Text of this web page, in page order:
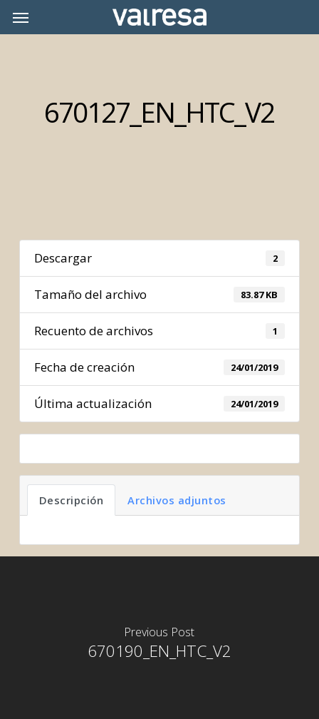
Menu
670127_EN_HTC_V2
Descargar 2
Tamaño del archivo 83.87 KB
Recuento de archivos 1
Fecha de creación 24/01/2019
Última actualización 24/01/2019
Descripción Archivos adjuntos
Previous Post
670190_EN_HTC_V2